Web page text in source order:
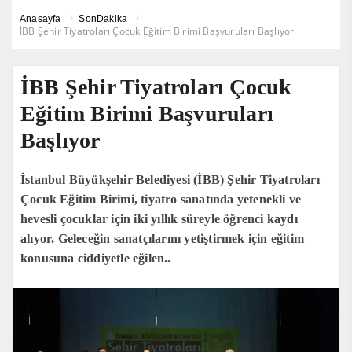
Anasayfa SonDakika
İBB Şehir Tiyatroları Çocuk Eğitim Birimi Başvuruları Başlıyor
İBB Şehir Tiyatroları Çocuk
Eğitim Birimi Başvuruları
Başlıyor
İstanbul Büyükşehir Belediyesi (İBB) Şehir Tiyatroları
Çocuk Eğitim Birimi, tiyatro sanatında yetenekli ve
hevesli çocuklar için iki yıllık süreyle öğrenci kaydı
alıyor. Geleceğin sanatçılarını yetiştirmek için eğitim
konusuna ciddiyetle eğilen..